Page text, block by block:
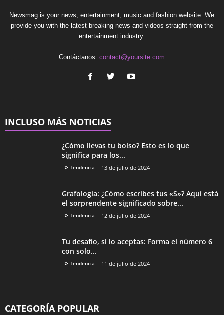
Newsmag is your news, entertainment, music and fashion website. We
provide you with the latest breaking news and videos straight from the
entertainment industry.
Contáctanos: contact@yoursite.com
INCLUSO MÁS NOTICIAS
¿Cómo llevas tu bolso? Esto es lo que
significa para los...
ᐅ Tendencia 13 de julio de 2024
Grafología: ¿Cómo escribes tus «S»? Aquí está
el sorprendente significado sobre...
ᐅ Tendencia 12 de julio de 2024
Tu desafío, si lo aceptas: Forma el número 6
con solo...
ᐅ Tendencia 11 de julio de 2024
CATEGORÍA POPULAR